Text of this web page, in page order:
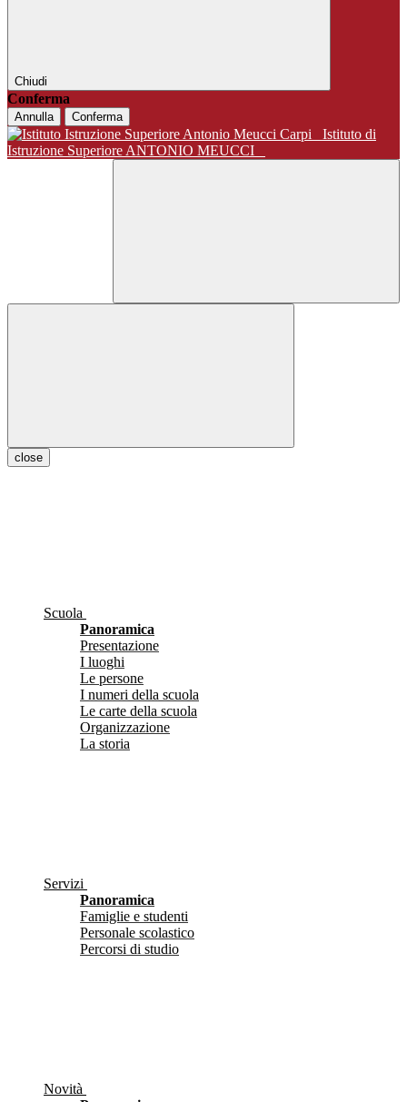
Chiudi
Conferma
Annulla Conferma
Istituto di
Istruzione Superiore ANTONIO MEUCCI
close
Scuola
Panoramica
Presentazione
I luoghi
Le persone
I numeri della scuola
Le carte della scuola
Organizzazione
La storia
Servizi
Panoramica
Famiglie e studenti
Personale scolastico
Percorsi di studio
Novità